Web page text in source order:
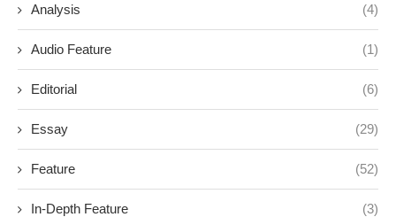
Analysis (4)
Audio Feature (1)
Editorial (6)
Essay (29)
Feature (52)
In-Depth Feature (3)